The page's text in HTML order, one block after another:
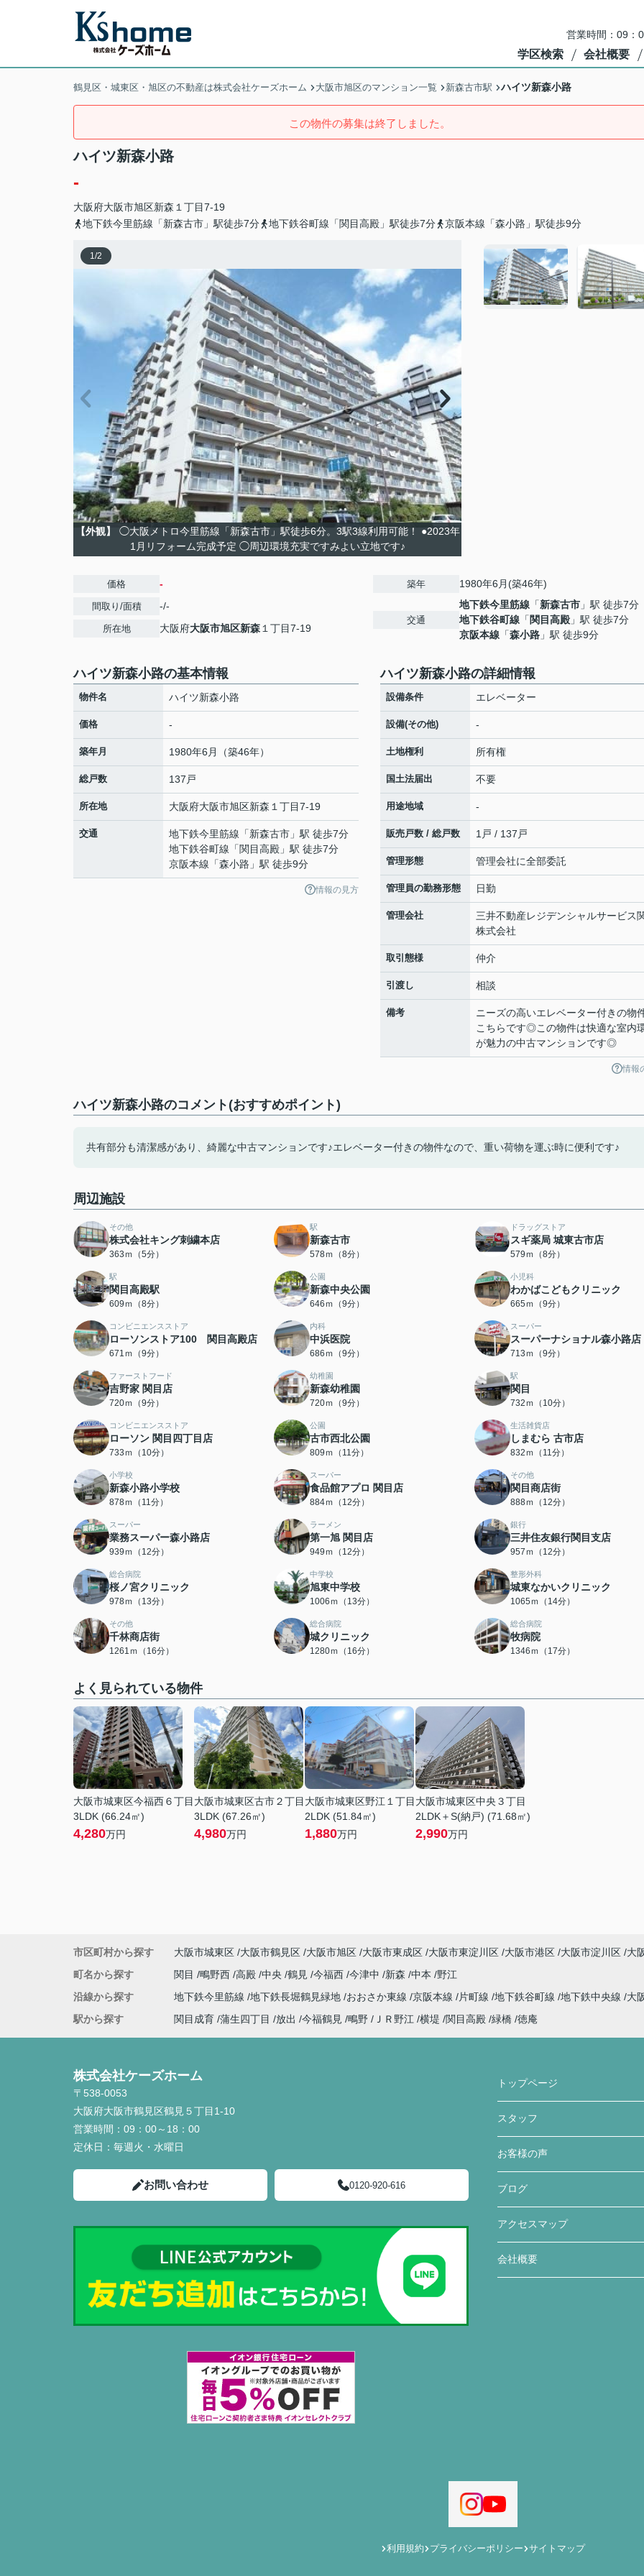
営業時間：09：
学区検索 会社概要
鶴見区・城東区・旭区の不動産は株式会社ケーズホーム 大阪市旭区のマンション一覧 新森古市駅 ハイツ新森小路
この物件の募集は終了しました。
ハイツ新森小路
-
大阪府大阪市旭区新森 １丁目7-19
地下鉄今里筋線「新森古市」駅徒歩7分
地下鉄谷町線「関目高殿」駅徒歩7分 京阪本線「森小路」駅徒歩9分
1/2
【外観】
◯大阪メトロ今里筋線「新森古市」駅徒歩6分。3駅3線利用可能！ ●2023年
1月リフォーム完成予定 ◯周辺環境充実ですみよい立地です♪
価格 -
間取り/面積 -/-
所在地 大阪府大阪市旭区新森 １丁目7-19
築年 1980年6月(築46年)
交通
地下鉄今里筋線 「新森古市 」駅 徒歩7分
地下鉄谷町線 「 関目高殿 」駅 徒歩7分
京阪本線 「森小路 」駅 徒歩9分
ハイツ新森小路の基本情報
物件名 ハイツ新森小路
価格 -
築年月 1980年6月（築46年）
総戸数 137戸
所在地 大阪府大阪市旭区新森 １丁目7-19
交通 地下鉄今里筋線 「新森古市 」駅 徒歩7分
地下鉄谷町線 「関目高殿 」駅 徒歩7分
京阪本線 「森小路 」駅 徒歩9分
情報の見方
ハイツ新森小路の詳細情報
設備条件 エレベーター
設備(その他) -
土地権利 所有権
国土法届出 不要
用途地域 -
販売戸数 / 総戸数 1戸 / 137戸
管理形態 管理会社に全部委託
管理員の勤務形態 日勤
管理会社
三井不動産レジデンシャルサービス
株式会社
取引態様 仲介
引渡し 相談
備考
ニーズの高いエレベーター付きの物
こちらです◎この物件は快適な室内
が魅力の中古マンションです◎
情報
ハイツ新森小路のコメント(おすすめポイント)
共有部分も清潔感があり、綺麗な中古マンションです♪エレベーター付きの物件なので、重い荷物を運ぶ時に便利です♪
周辺施設
その他
株式会社キング刺繍本店
363ｍ（5分）
駅
新森古市
578ｍ（8分）
ドラッグストア
スギ薬局 城東古市店
579ｍ（8分）
駅
関目高殿駅
609ｍ（8分）
公園
新森中央公園
646ｍ（9分）
小児科
わかばこどもクリニック
665ｍ（9分）
コンビニエンスストア
ローソンストア100 関目高殿店
671ｍ（9分）
内科
中浜医院
686ｍ（9分）
スーパー
スーパーナショナル森小路店
713ｍ（9分）
ファーストフード
吉野家 関目店
720ｍ（9分）
幼稚園
新森幼稚園
720ｍ（9分）
駅
関目
732ｍ（10分）
コンビニエンスストア
ローソン 関目四丁目店
733ｍ（10分）
公園
古市西北公園
809ｍ（11分）
生活雑貨店
しまむら 古市店
832ｍ（11分）
小学校
新森小路小学校
878ｍ（11分）
スーパー
食品館アプロ 関目店
884ｍ（12分）
その他
関目商店街
888ｍ（12分）
スーパー
業務スーパー森小路店
939ｍ（12分）
ラーメン
第一旭 関目店
949ｍ（12分）
銀行
三井住友銀行関目支店
957ｍ（12分）
総合病院
桜ノ宮クリニック
978ｍ（13分）
中学校
旭東中学校
1006ｍ（13分）
整形外科
城東なかいクリニック
1065ｍ（14分）
その他
千林商店街
1261ｍ（16分）
総合病院
城クリニック
1280ｍ（16分）
総合病院
牧病院
1346ｍ（17分）
よく見られている物件
大阪市城東区今福西６丁目
3LDK (66.24㎡)
4,280万円
大阪市城東区古市２丁目
3LDK (67.26㎡)
4,980万円
大阪市城東区野江１丁目
2LDK (51.84㎡)
1,880万円
大阪市城東区中央３丁目
2LDK＋S(納戸) (71.68㎡)
2,990万円
市区町村から探す 大阪市城東区 大阪市鶴見区 大阪市旭区 大阪市東成区 大阪市東淀川区 大阪市港区 大阪市淀川区 大
町名から探す
関目 鴫野西 高殿 中央 鶴見 今福西 今津中 新森 中本
野江
沿線から探す
地下鉄今里筋線 地下鉄長堀鶴見緑地 おおさか東線 京阪本線 片町線 地下鉄谷町線 地下鉄中央線
大
駅から探す
関目成育 蒲生四丁目 放出 今福鶴見 鴫野 ＪＲ野江 横堤 関目高殿 緑橋 徳庵
株式会社ケーズホーム
〒538-0053
大阪府大阪市鶴見区鶴見５丁目1-10
営業時間： 09：00～18：00
定休日： 毎週火・水曜日
お問い合わせ 0120-920-616
トップページ
スタッフ
お客様の声
ブログ
アクセスマップ
会社概要
利用規約 プライバシーポリシー サイトマップ